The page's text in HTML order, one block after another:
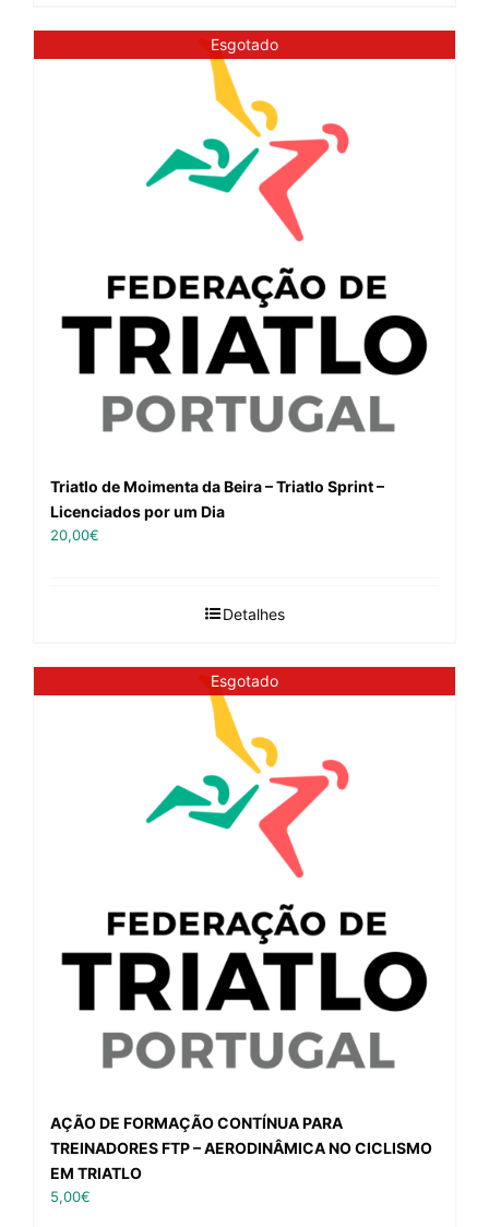
Esgotado
Triatlo de Moimenta da Beira – Triatlo Sprint –
Licenciados por um Dia
20,00€
Detalhes
Esgotado
AÇÃO DE FORMAÇÃO CONTÍNUA PARA
TREINADORES FTP – AERODINÂMICA NO CICLISMO
EM TRIATLO
5,00€